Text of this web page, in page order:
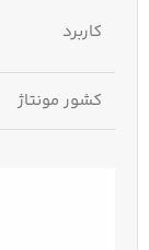
کاربرد
کشور مونتاژ